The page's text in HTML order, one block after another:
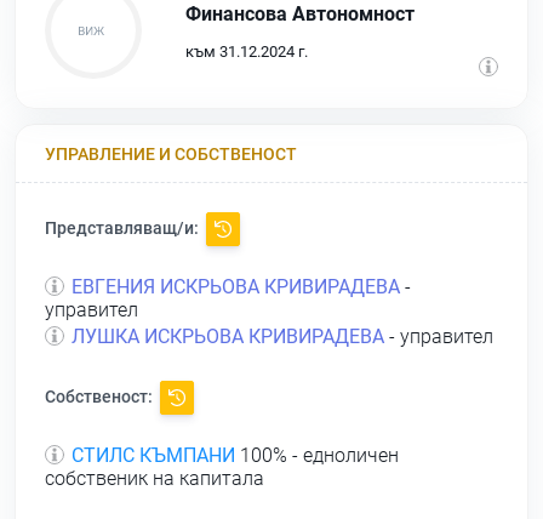
Финансова Автономност
към 31.12.2024 г.
УПРАВЛЕНИЕ И СОБСТВЕНОСТ
Представляващ/и:
ЕВГЕНИЯ ИСКРЬОВА КРИВИРАДЕВА -
управител
ЛУШКА ИСКРЬОВА КРИВИРАДЕВА - управител
Собственост:
СТИЛС КЪМПАНИ 100% - едноличен
собственик на капитала